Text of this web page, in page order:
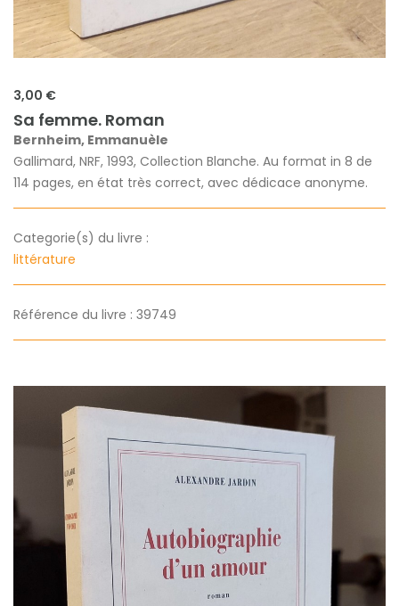
3,00 €
Sa femme. Roman
Bernheim, Emmanuèle
Gallimard, NRF, 1993, Collection Blanche. Au format in 8 de
114 pages, en état très correct, avec dédicace anonyme.
Categorie(s) du livre :
littérature
Référence du livre : 39749